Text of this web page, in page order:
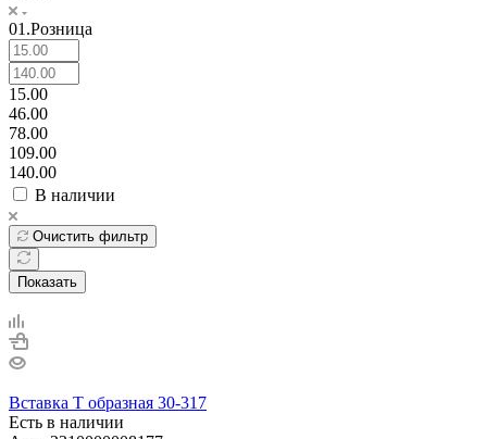
01.Розница
15.00
46.00
78.00
109.00
140.00
В наличии
Очистить фильтр
Показать
Вставка Т образная 30-317
Есть в наличии